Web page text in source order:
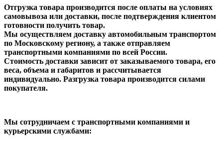
Отгрузка товара производится после оплаты на условиях
самовывоза или доставки, после подтверждения клиентом
готовности получить товар.
Мы осуществляем доставку автомобильным транспортом
по Московскому региону, а также отправляем
транспортными компаниями по всей России.
Стоимость доставки зависит от заказываемого товара, его
веса, объема и габаритов и рассчитывается
индивидуально. Разгрузка товара производится силами
покупателя.
Мы сотрудничаем с транспортными компаниями и
курьерскими службами: